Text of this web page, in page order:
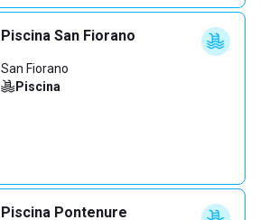
Piscina San Fiorano
San Fiorano
Piscina
Piscina Pontenure